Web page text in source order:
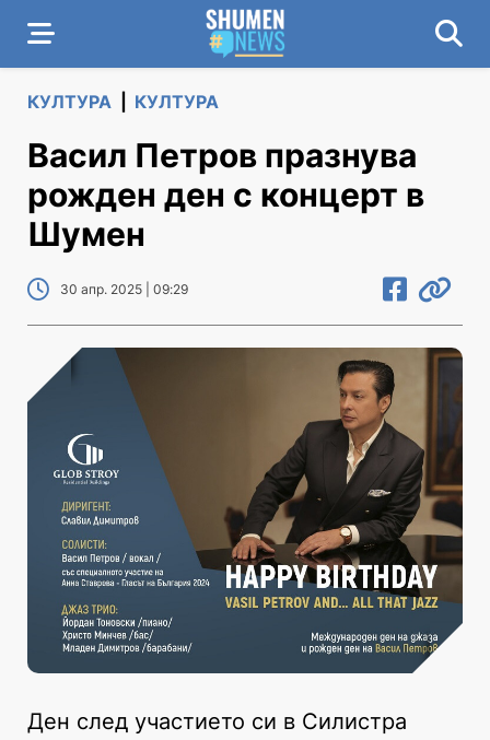
КУЛТУРА КУЛТУРА
Васил Петров празнува
рожден ден с концерт в
Шумен
30 апр. 2025 | 09:29
Ден след участието си в Силистра